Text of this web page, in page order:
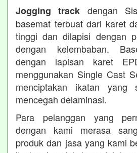
Jogging track dengan
basemat terbuat dari karet
tinggi dan dilapisi dengan
dengan kelembaban.
dengan lapisan karet
menggunakan Single Cast
menciptakan ikatan yang
mencegah delaminasi.
Para pelanggan yang
dengan kami merasa
produk dan jasa yang kami